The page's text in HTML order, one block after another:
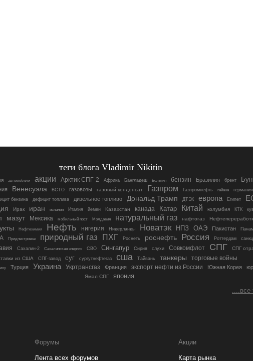
теги блога Vladimir Nikitin
автомобили акции Арктик СПГ-2 Африка Бангладеш Бельгия бензин Бразилия брент
Венесуэла ВСТО газовозы газовый конденсат Газпром Газпромнефть гайана германия
бензина дефицит топлива дизельное топливо Дональд Трамп ДТЭК европа Египет
Ирак иран испания Италия йемен Казахстан канада Катар Китай колумбия КТК
мазут Мексика мобильный пост Молдавия натуральный газ нафтогаз
Нефтехимия Нефть нигерия Нидерланды Новатэк НПЗ ОАЭ Пакистан
Приднестровье природный газ ПХГ Роснеть роснефть Россия Роттердам
Сахалин-2 Сахалинская энергия СВО Сингапур Сирия слухи Совкомфлот СПГ
СПГ
из США
СПГ-завод суг сургутнефтегаз сша Тайвань танкеры торговые войны
Турция Украина Укртрансгаз Франция экспорт нефти из России Южная Корея
Ямал СПГ
япония
....все
Форумы
Лента всех форумов
Акции
Карта рынка